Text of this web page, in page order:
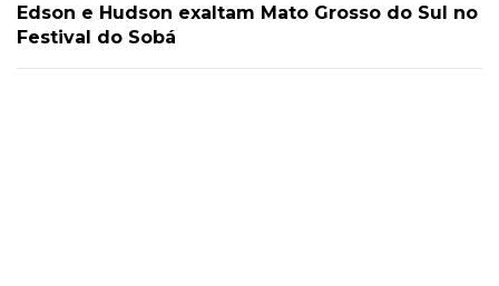
Edson e Hudson exaltam Mato Grosso do Sul no
Festival do Sobá